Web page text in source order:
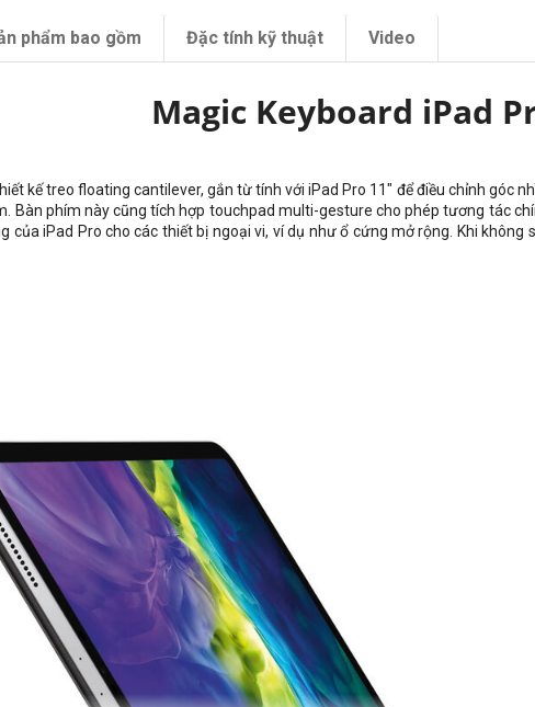
phẩm bao gồm Đặc tính kỹ thuật Video
Magic Keyboard iPad
kế treo floating cantilever, gắn từ tính với iPad Pro 11" để điều chỉnh góc
Bàn phím này cũng tích hợp touchpad multi-gesture cho phép tương tác
của iPad Pro cho các thiết bị ngoại vi, ví dụ như ổ cứng mở rộng. Khi